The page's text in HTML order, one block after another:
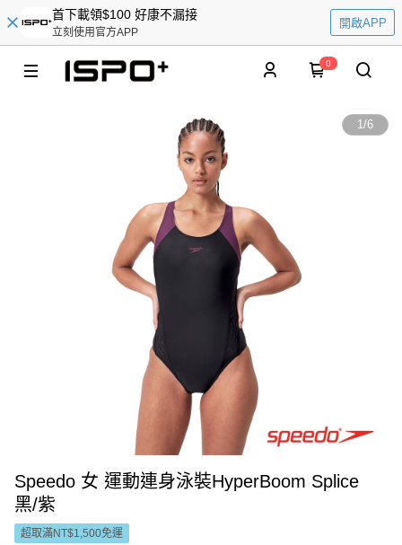
首下載領$100 好康不漏接
立刻使用官方APP
開啟APP
0
1/6
Speedo 女 運動連身泳裝HyperBoom Splice
黑/紫
超取滿NT$1,500免運